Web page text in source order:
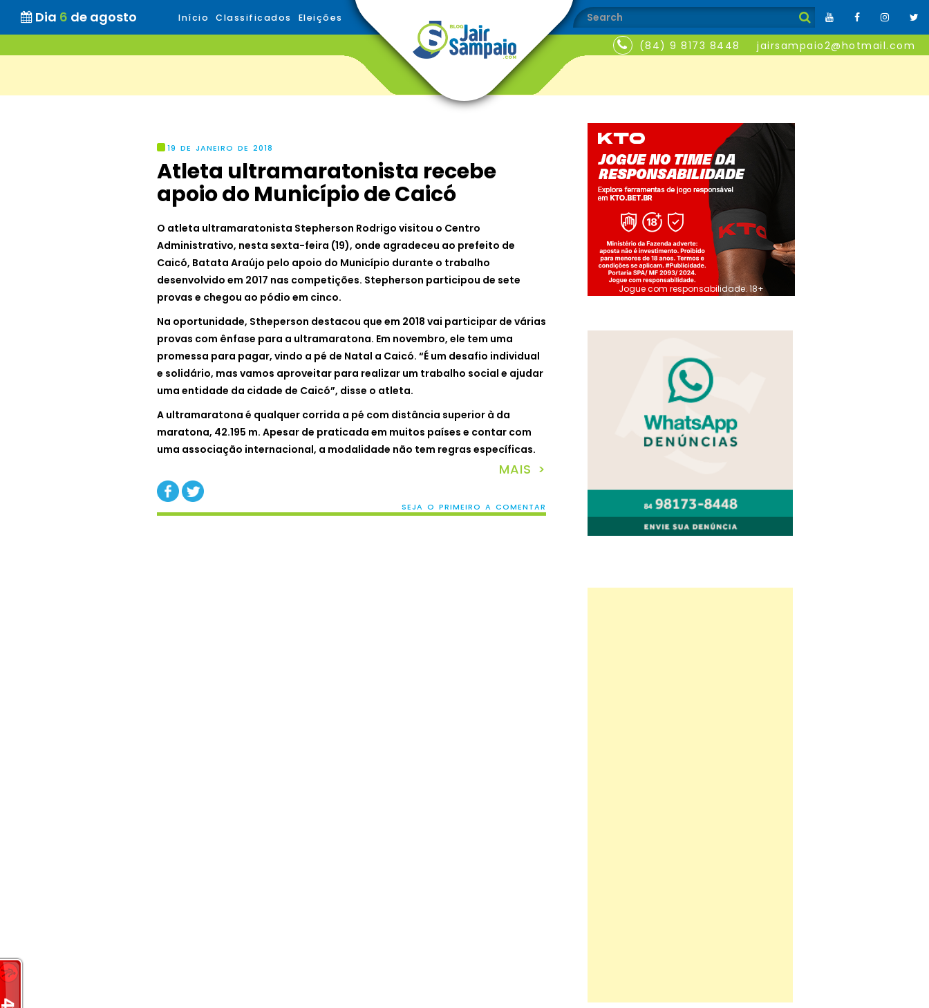
Dia 6 de agosto Início Classificados Eleições
(84) 9 8173 8448 jairsampaio2@hotmail.com
19 DE JANEIRO DE 2018
Atleta ultramaratonista recebe
apoio do Município de Caicó
O atleta ultramaratonista Stepherson Rodrigo visitou o Centro
Administrativo, nesta sexta-feira (19), onde agradeceu ao prefeito de
Caicó, Batata Araújo pelo apoio do Município durante o trabalho
desenvolvido em 2017 nas competições. Stepherson participou de sete
provas e chegou ao pódio em cinco.
Na oportunidade, Stheperson destacou que em 2018 vai participar de várias
provas com ênfase para a ultramaratona. Em novembro, ele tem uma
promessa para pagar, vindo a pé de Natal a Caicó. “É um desafio individual
e solidário, mas vamos aproveitar para realizar um trabalho social e ajudar
uma entidade da cidade de Caicó”, disse o atleta.
A ultramaratona é qualquer corrida a pé com distância superior à da
maratona, 42.195 m. Apesar de praticada em muitos países e contar com
uma associação internacional, a modalidade não tem regras específicas.
MAIS >
SEJA O PRIMEIRO A COMENTAR
Jogue com responsabilidade. 18+